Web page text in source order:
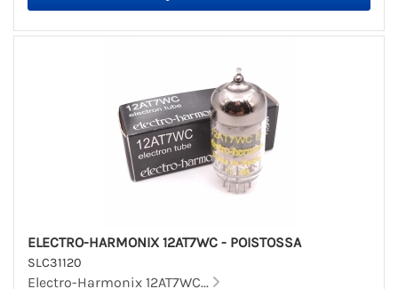
ELECTRO-HARMONIX 12AT7WC - POISTOSSA
SLC31120
Electro-Harmonix 12AT7WC...